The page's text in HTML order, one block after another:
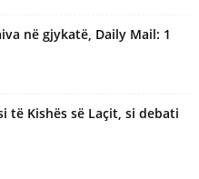
në gjykatë, Daily Mail: 1
të Kishës së Laçit, si debati